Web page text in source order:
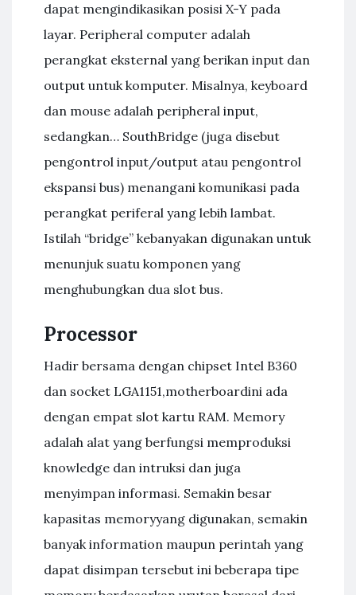
dapat mengindikasikan posisi X-Y pada
layar. Peripheral computer adalah
perangkat eksternal yang berikan input dan
output untuk komputer. Misalnya, keyboard
dan mouse adalah peripheral input,
sedangkan… SouthBridge (juga disebut
pengontrol input/output atau pengontrol
ekspansi bus) menangani komunikasi pada
perangkat periferal yang lebih lambat.
Istilah “bridge” kebanyakan digunakan untuk
menunjuk suatu komponen yang
menghubungkan dua slot bus.
Processor
Hadir bersama dengan chipset Intel B360
dan socket LGA1151,motherboardini ada
dengan empat slot kartu RAM. Memory
adalah alat yang berfungsi memproduksi
knowledge dan intruksi dan juga
menyimpan informasi. Semakin besar
kapasitas memoryyang digunakan, semakin
banyak information maupun perintah yang
dapat disimpan tersebut ini beberapa tipe